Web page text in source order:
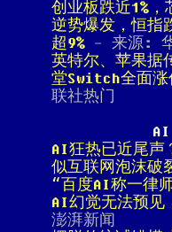
创业板跌近1%
逆势爆发，恒指
超9% - 来源:
英特尔、苹果据
堂Switch全面
联社热门
AI狂热已近尾声
似互联网泡沫破
“百度AI称一律
AI幻觉无法预见
澎湃新闻